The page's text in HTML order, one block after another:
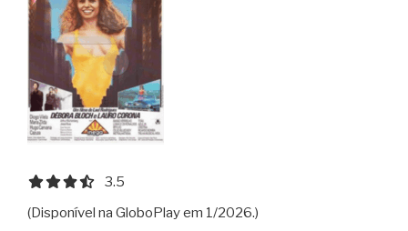
3.5 out of 5.0 stars
3.5
(Disponível na GloboPlay em 1/2026.)